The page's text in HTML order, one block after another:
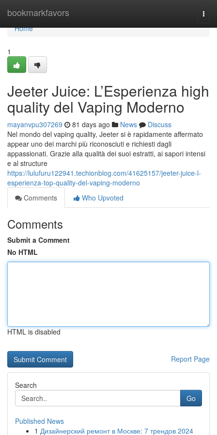
bookmarkfavors
Home
Home
1
Jeeter Juice: L’Esperienza high
quality del Vaping Moderno
mayanvpu307269 81 days ago News
Discuss
Nel mondo del vaping quality, Jeeter si è rapidamente affermato
appear uno dei marchi più riconosciuti e richiesti dagli
appassionati. Grazie alla qualità dei suoi estratti, ai sapori intensi
e al structure
https://lulufuru122941.techionblog.com/41625157/jeeter-juice-l-
esperienza-top-quality-del-vaping-moderno
Comments
Who Upvoted
Comments
Submit a Comment
No HTML
HTML is disabled
Report Page
Search
Go
Published News
1 Дизайнерский ремонт в Москве: 7 трендов 2024